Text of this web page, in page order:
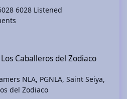
6028 Listened
Caballeros del Zodiaco
NLA, PGNLA,Saint Seiya,
del Zodiaco